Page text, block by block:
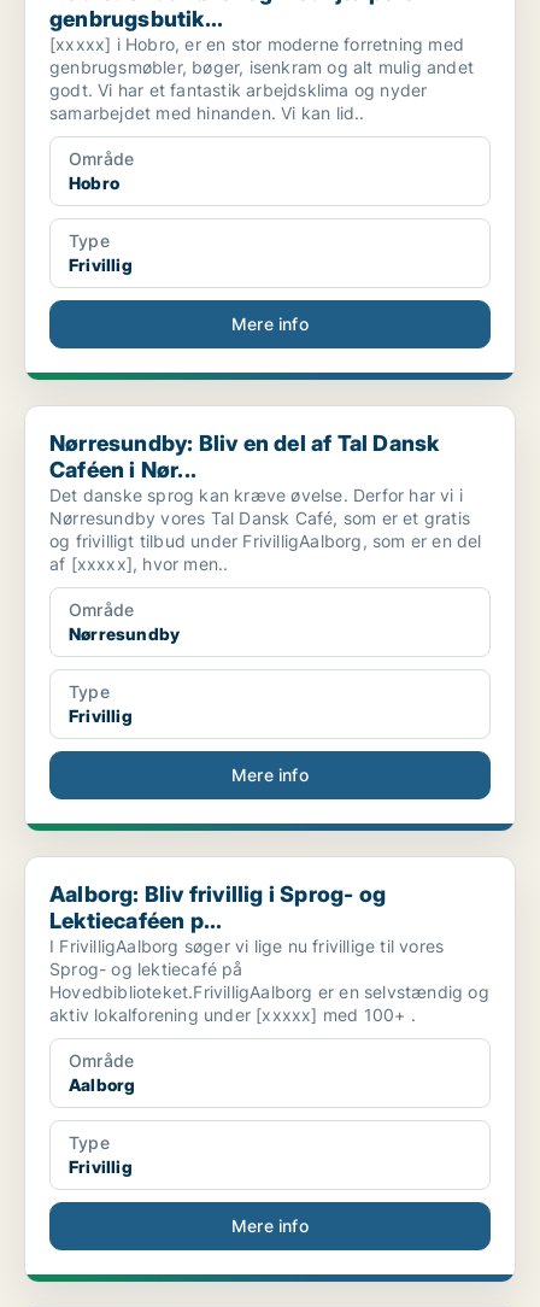
genbrugsbutik...
[xxxxx] i Hobro, er en stor moderne forretning med
genbrugsmøbler, bøger, isenkram og alt mulig andet
godt. Vi har et fantastik arbejdsklima og nyder
samarbejdet med hinanden. Vi kan lid..
Område
Hobro
Type
Frivillig
Mere info
Nørresundby: Bliv en del af Tal Dansk Caféen i Nør...
Nørresundby: Bliv en del af Tal Dansk
Caféen i Nør...
Det danske sprog kan kræve øvelse. Derfor har vi i
Nørresundby vores Tal Dansk Café, som er et gratis
og frivilligt tilbud under FrivilligAalborg, som er en del
af [xxxxx], hvor men..
Område
Nørresundby
Type
Frivillig
Mere info
Aalborg: Bliv frivillig i Sprog- og Lektiecaféen p...
Aalborg: Bliv frivillig i Sprog- og
Lektiecaféen p...
I FrivilligAalborg søger vi lige nu frivillige til vores
Sprog- og lektiecafé på
Hovedbiblioteket.FrivilligAalborg er en selvstændig og
aktiv lokalforening under [xxxxx] med 100+ .
Område
Aalborg
Type
Frivillig
Mere info